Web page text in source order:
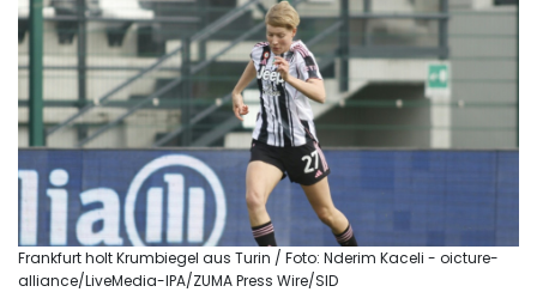
Frankfurt holt Krumbiegel aus Turin / Foto: Nderim Kaceli - oicture-
alliance/LiveMedia-IPA/ZUMA Press Wire/SID